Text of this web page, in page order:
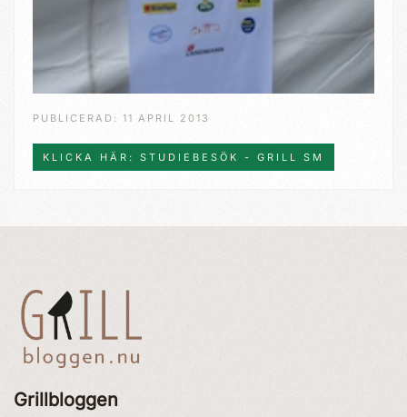
PUBLICERAD: 11 APRIL 2013
KLICKA HÄR: STUDIEBESÖK - GRILL SM
Grillbloggen